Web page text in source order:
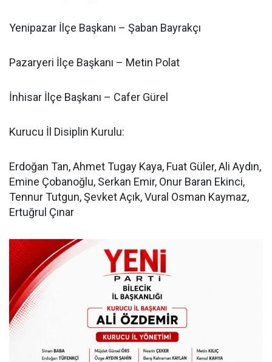
Yenipazar İlçe Başkanı – Şaban Bayrakçı
Pazaryeri İlçe Başkanı – Metin Polat
İnhisar İlçe Başkanı – Cafer Gürel
Kurucu İl Disiplin Kurulu:
Erdoğan Tan, Ahmet Tugay Kaya, Fuat Güler, Ali Aydın,
Emine Çobanoğlu, Serkan Emir, Onur Baran Ekinci,
Tennur Tutgun, Şevket Açık, Vural Osman Kaymaz,
Ertuğrul Çınar